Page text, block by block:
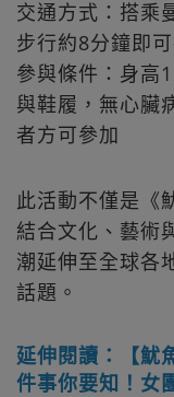
交通方式：搭乘
步行約8分鐘即
參與條件：身高
與鞋履，無心臟
者方可參加
此活動不僅是《
結合文化、藝術
潮延伸至全球各
話題。
延伸閱讀：【魷
件事你要知！女